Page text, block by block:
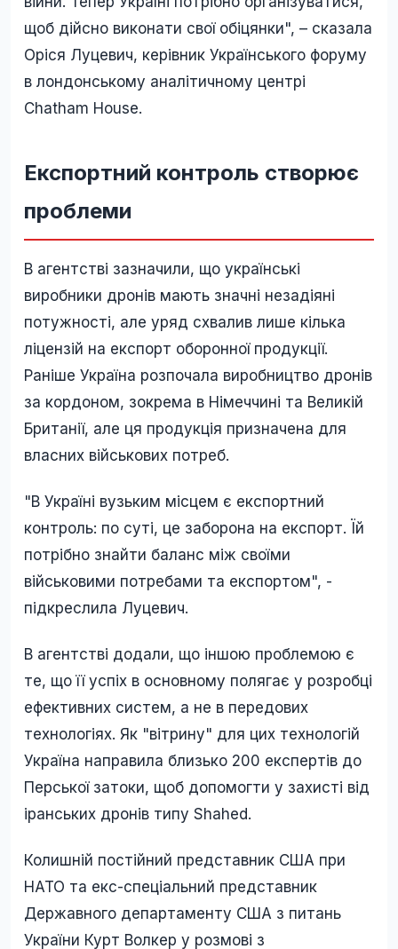
щоб дійсно виконати свої обіцянки", – сказала
Оріся Луцевич, керівник Українського форуму
в лондонському аналітичному центрі
Chatham House.
Експортний контроль створює
проблеми
В агентстві зазначили, що українські
виробники дронів мають значні незадіяні
потужності, але уряд схвалив лише кілька
ліцензій на експорт оборонної продукції.
Раніше Україна розпочала виробництво дронів
за кордоном, зокрема в Німеччині та Великій
Британії, але ця продукція призначена для
власних військових потреб.
"В Україні вузьким місцем є експортний
контроль: по суті, це заборона на експорт. Їй
потрібно знайти баланс між своїми
військовими потребами та експортом", -
підкреслила Луцевич.
В агентстві додали, що іншою проблемою є
те, що її успіх в основному полягає у розробці
ефективних систем, а не в передових
технологіях. Як "вітрину" для цих технологій
Україна направила близько 200 експертів до
Перської затоки, щоб допомогти у захисті від
іранських дронів типу Shahed.
Колишній постійний представник США при
НАТО та екс-спеціальний представник
Державного департаменту США з питань
України Курт Волкер у розмові з